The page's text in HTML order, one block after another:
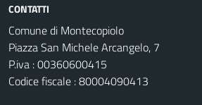
CONTATTI
Comune di Montecopiolo
Piazza San Michele Arcangelo, 7
P.iva : 00360600415
Codice fiscale : 80004090413